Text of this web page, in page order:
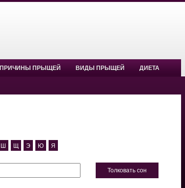
ПРИЧИНЫ ПРЫЩЕЙ ВИДЫ ПРЫЩЕЙ ДИЕТА
Ш Щ Э Ю Я
Толковать сон